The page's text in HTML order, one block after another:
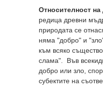
Относителност
редица древни
природата се
няма "добро" и
към всяко
слама". Във
добро или зло,
субектите на